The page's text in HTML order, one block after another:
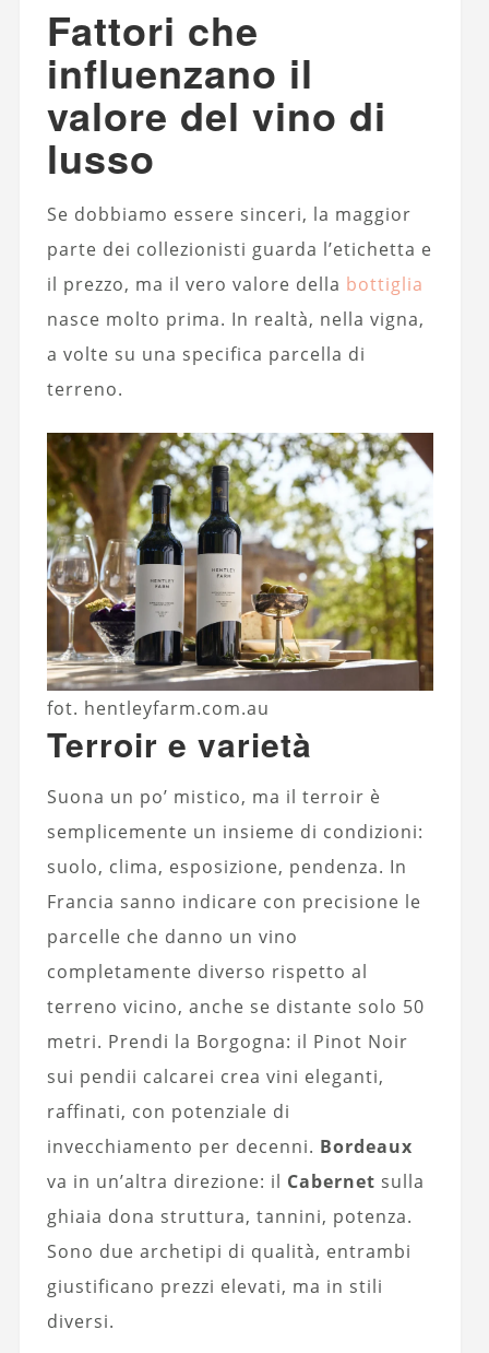
Fattori che
influenzano il
valore del vino di
lusso
Se dobbiamo essere sinceri, la maggior
parte dei collezionisti guarda l’etichetta e
il prezzo, ma il vero valore della bottiglia
nasce molto prima. In realtà, nella vigna,
a volte su una specifica parcella di
terreno.
fot. hentleyfarm.com.au
Terroir e varietà
Suona un po’ mistico, ma il terroir è
semplicemente un insieme di condizioni:
suolo, clima, esposizione, pendenza. In
Francia sanno indicare con precisione le
parcelle che danno un vino
completamente diverso rispetto al
terreno vicino, anche se distante solo 50
metri. Prendi la Borgogna: il Pinot Noir
sui pendii calcarei crea vini eleganti,
raffinati, con potenziale di
invecchiamento per decenni. Bordeaux
va in un’altra direzione: il Cabernet sulla
ghiaia dona struttura, tannini, potenza.
Sono due archetipi di qualità, entrambi
giustificano prezzi elevati, ma in stili
diversi.